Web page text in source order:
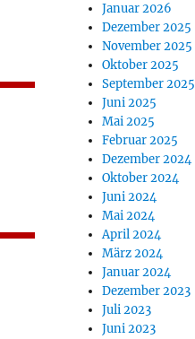
Januar 2026
Dezember 2025
November 2025
Oktober 2025
September 2025
Juni 2025
Mai 2025
Februar 2025
Dezember 2024
Oktober 2024
Juni 2024
Mai 2024
April 2024
März 2024
Januar 2024
Dezember 2023
Juli 2023
Juni 2023